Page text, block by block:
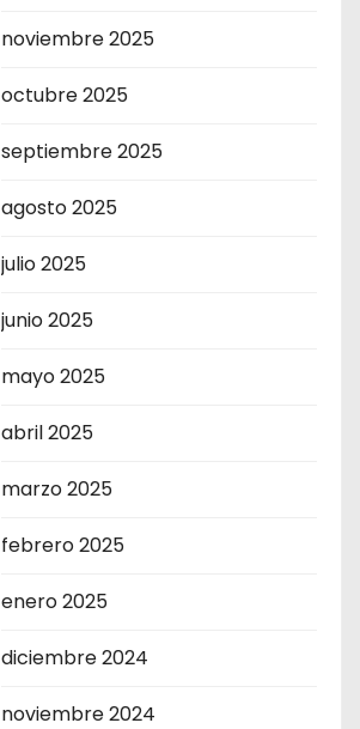
noviembre 2025
octubre 2025
septiembre 2025
agosto 2025
julio 2025
junio 2025
mayo 2025
abril 2025
marzo 2025
febrero 2025
enero 2025
diciembre 2024
noviembre 2024